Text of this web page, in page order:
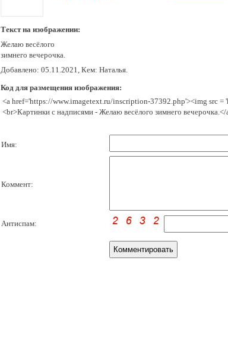
Текст на изображении:
Желаю весёлого
зимнего вечерочка.
Добавлено: 05.11.2021, Кем: Наталья.
Код для размещения изображения:
<a href='https://www.imagetext.ru/inscription-37392.php'><img src
<br>Картинки с надписями - Желаю весёлого зимнего вечерочка.</
Имя:
Коммент:
Антиспам: